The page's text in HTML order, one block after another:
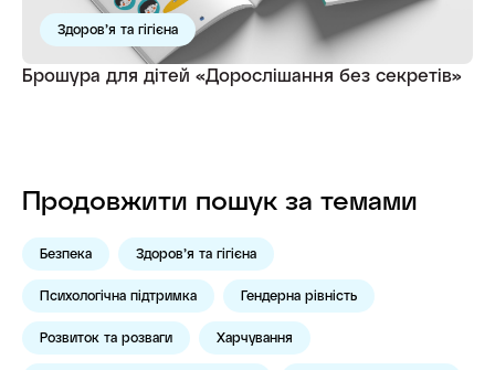
Здоров’я та гігієна
Брошура для дітей «Дорослішання без секретів»
Продовжити пошук за темами
Безпека Здоров’я та гігієна
Психологічна підтримка Гендерна рівність
Розвиток та розваги Харчування